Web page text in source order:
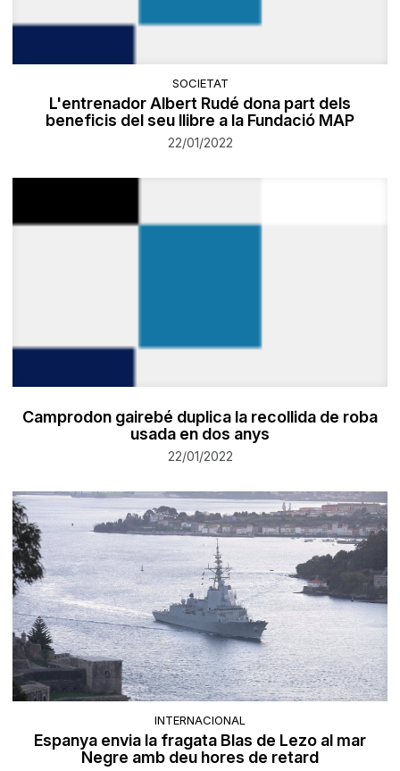
SOCIETAT
L'entrenador Albert Rudé dona part dels
beneficis del seu llibre a la Fundació MAP
22/01/2022
Camprodon gairebé duplica la recollida de roba
usada en dos anys
22/01/2022
INTERNACIONAL
Espanya envia la fragata Blas de Lezo al mar
Negre amb deu hores de retard